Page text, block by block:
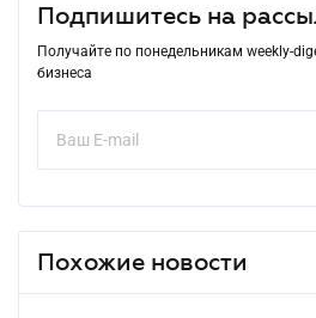
Подпишитесь на
Получайте по понедельникам weekly-
бизнеса
Похожие новости